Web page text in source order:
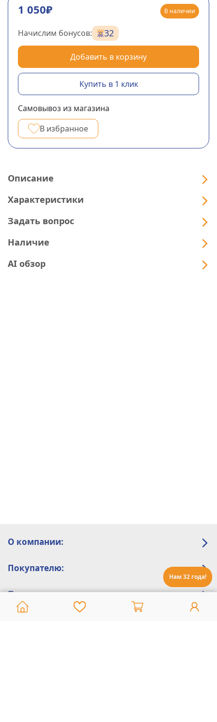
Нам 32 года!
1 050₽ В наличии
Начислим бонусов: 32
Добавить в корзину
Купить в 1 клик
Самовывоз из магазина
В избранное
Описание
Характеристики
Задать вопрос
Наличие
AI обзор
О компании:
Покупателю:
Помощь: